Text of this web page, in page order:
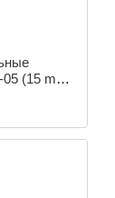
(15 mm)